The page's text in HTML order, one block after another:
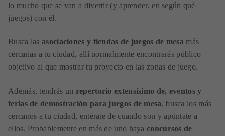
lo mucho que se van a divertir (y aprender, en según qué
juegos) con él.
Busca las asociaciones y tiendas de juegos de mesa más
cercanas a tu ciudad, allí normalmente encontrarás público
objetivo al que mostrar tu proyecto en las zonas de juego.
Además, tendrás un repertorio extensísimo de, eventos y
ferias de demostración para juegos de mesa, busca los más
cercanos a tu ciudad, entérate de cuando son y apúntate a
ellos. Probablemente en más de uno hayaconcursos de